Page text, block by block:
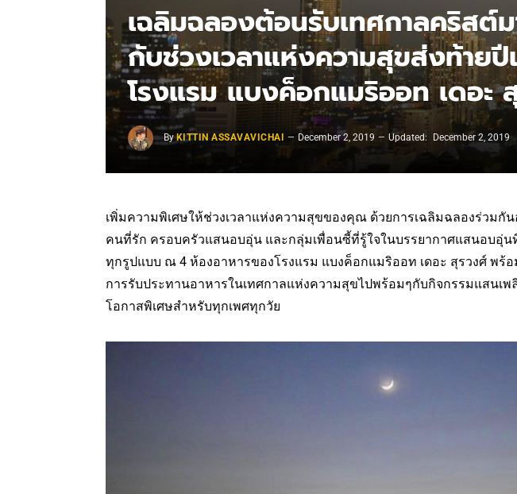
เฉลิมฉลองต้อนรับเทศกาลคริสต์ม
กับช่วงเวลาแห่งความสุขส่งท้าย
โรงแรม แบงค็อกแมริออท เดอะ
By KITTIN ASSAVAVICHAI December 2, 2019 Updated: December 2, 2019
เพิ่มความพิเศษให้ช่วงเวลาแห่งความสุขของคุณ ด้วยการเฉลิมฉลองร่วมกั
คนที่รัก ครอบครัวแสนอบอุ่น และกลุ่มเพื่อนซี้ที่รู้ใจในบรรยากาศแสนอบอุ่น
ทุกรูปแบบ ณ 4 ห้องอาหารของโรงแรม แบงค็อกแมริออท เดอะ สุรวงศ์ พร้
การรับประทานอาหารในเทศกาลแห่งความสุขไปพร้อมๆกับกิจกรรมแสนเพ
โอกาสพิเศษสำหรับทุกเพศทุกวัย